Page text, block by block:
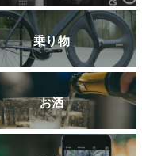
乗り物
お酒